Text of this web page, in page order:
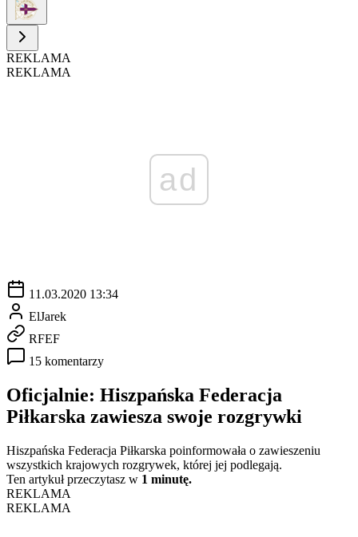
REKLAMA
REKLAMA
ad
11.03.2020 13:34
ElJarek
RFEF
15 komentarzy
Oficjalnie: Hiszpańska Federacja
Piłkarska zawiesza swoje rozgrywki
Hiszpańska Federacja Piłkarska poinformowała o zawieszeniu
wszystkich krajowych rozgrywek, której jej podlegają.
Ten artykuł przeczytasz w 1 minutę.
REKLAMA
REKLAMA